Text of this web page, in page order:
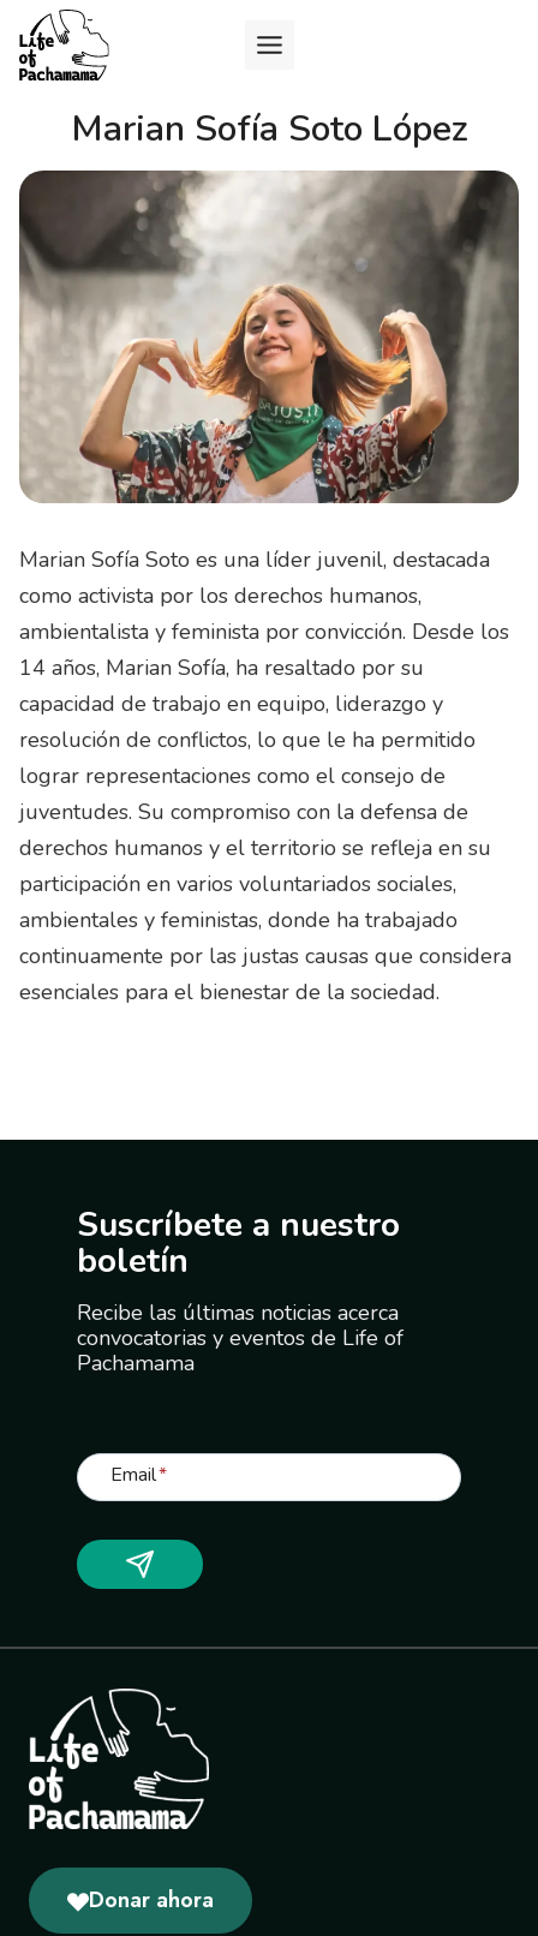
Marian Sofía Soto López
Marian Sofía Soto es una líder juvenil, destacada
como activista por los derechos humanos,
ambientalista y feminista por convicción. Desde los
14 años, Marian Sofía, ha resaltado por su
capacidad de trabajo en equipo, liderazgo y
resolución de conflictos, lo que le ha permitido
lograr representaciones como el consejo de
juventudes. Su compromiso con la defensa de
derechos humanos y el territorio se refleja en su
participación en varios voluntariados sociales,
ambientales y feministas, donde ha trabajado
continuamente por las justas causas que considera
esenciales para el bienestar de la sociedad.
Suscríbete a nuestro
boletín
Recibe las últimas noticias acerca
convocatorias y eventos de Life of
Pachamama
Email*
Donar ahora